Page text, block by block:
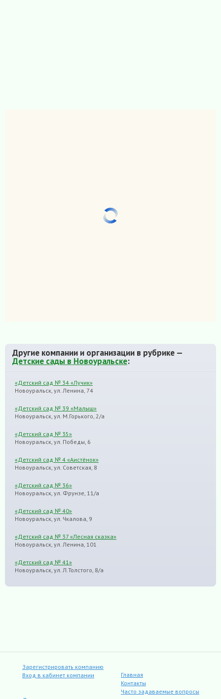
Другие компании и организации в рубрике —
Детские сады в Новоуральске:
«Детский сад № 34 «Лучик»
Новоуральск, ул. Ленина, 74
«Детский сад № 39 «Малыш»
Новоуральск, ул. М.Горького, 2/а
«Детский сад № 35»
Новоуральск, ул. Победы, 6
«Детский сад № 4 «Аистёнок»
Новоуральск, ул. Советская, 8
«Детский сад № 36»
Новоуральск, ул. Фрунзе, 11/а
«Детский сад № 40»
Новоуральск, ул. Чкалова, 9
«Детский сад № 37 «Лесная сказка»
Новоуральск, ул. Ленина, 101
«Детский сад № 41»
Новоуральск, ул. Л.Толстого, 8/а
Зарегистрировать компанию
Вход в кабинет компании
Главная
Контакты
Часто задаваемые вопросы